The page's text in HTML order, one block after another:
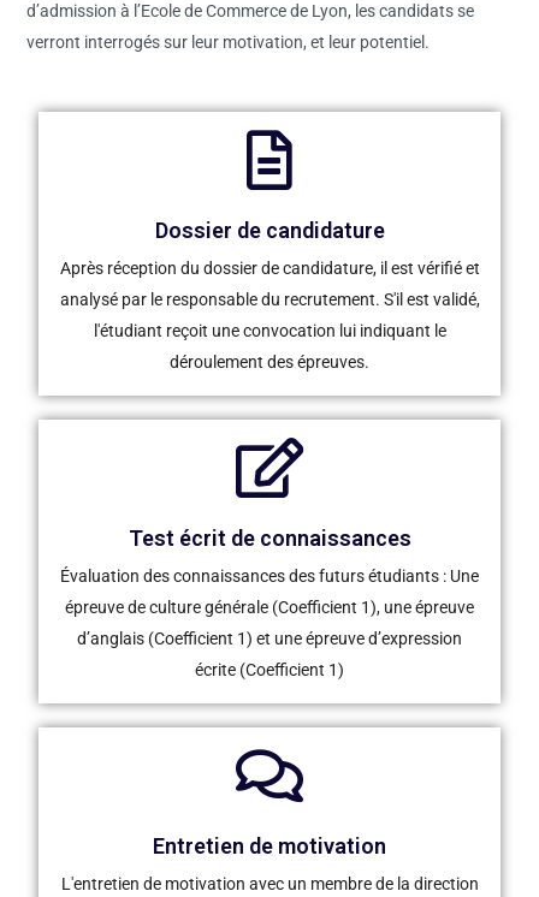
d’admission à l’Ecole de Commerce de Lyon, les candidats se
verront interrogés sur leur motivation, et leur potentiel.
Dossier de candidature
Après réception du dossier de candidature, il est vérifié et
analysé par le responsable du recrutement. S'il est validé,
l'étudiant reçoit une convocation lui indiquant le
déroulement des épreuves.
Test écrit de connaissances
Évaluation des connaissances des futurs étudiants : Une
épreuve de culture générale (Coefficient 1), une épreuve
d’anglais (Coefficient 1) et une épreuve d’expression
écrite (Coefficient 1)
Entretien de motivation
L'entretien de motivation avec un membre de la direction